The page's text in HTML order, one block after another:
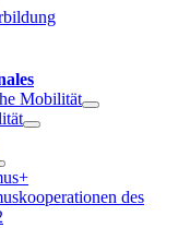
Mobilität
des